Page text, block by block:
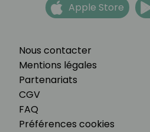
Nous contacter
Mentions légales
Partenariats
CGV
FAQ
Préférences cookies
Apple Store